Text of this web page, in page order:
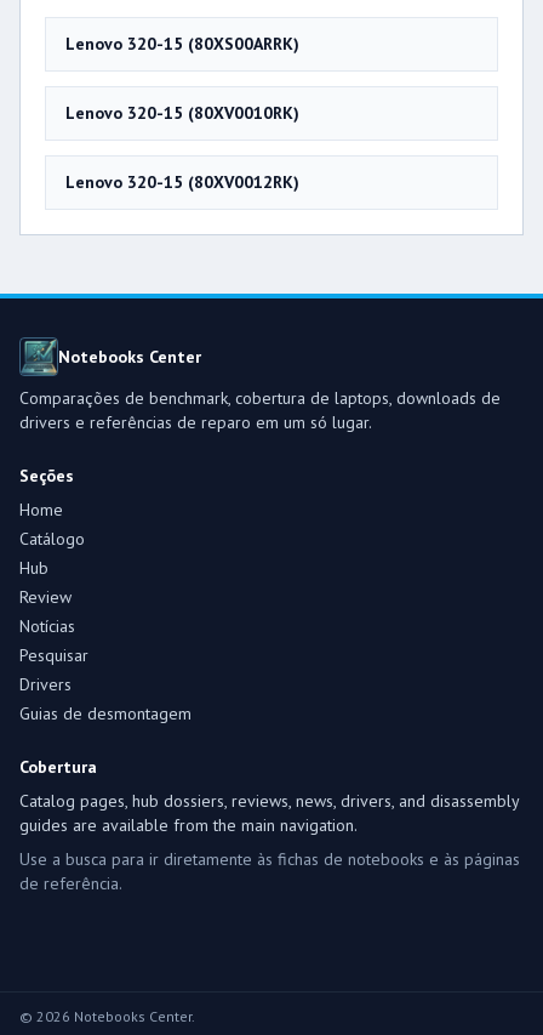
Lenovo 320-15 (80XS00ARRK)
Lenovo 320-15 (80XV0010RK)
Lenovo 320-15 (80XV0012RK)
Notebooks Center
Comparações de benchmark, cobertura de laptops, downloads de
drivers e referências de reparo em um só lugar.
Seções
Home
Catálogo
Hub
Review
Notícias
Pesquisar
Drivers
Guias de desmontagem
Cobertura
Catalog pages, hub dossiers, reviews, news, drivers, and disassembly
guides are available from the main navigation.
Use a busca para ir diretamente às fichas de notebooks e às páginas
de referência.
© 2026 Notebooks Center.